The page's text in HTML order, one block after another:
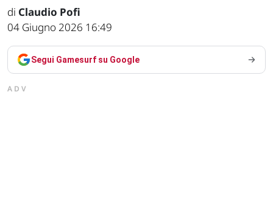
di Claudio Pofi
04 Giugno 2026 16:49
Segui Gamesurf su Google
ADV